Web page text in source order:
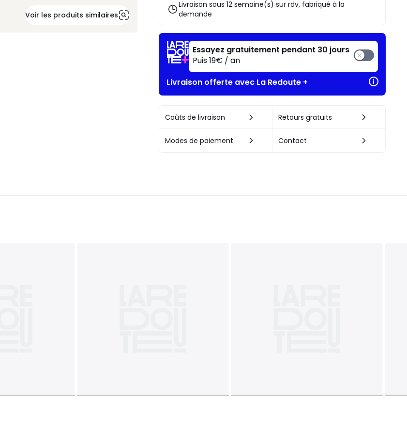
Voir les produits similaires
choix*
!
Livraison sous 12 semaine(s) sur rdv, fabriqué à la
demande
Essayez gratuitement pendant 30 jours
Puis 19€ / an
Livraison offerte avec La Redoute +
Coûts de livraison Retours gratuits
Modes de paiement Contact